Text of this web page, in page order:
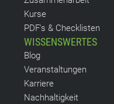
Kurse
PDF's & Checklisten
WISSENSWERTES
Blog
Veranstaltungen
Karriere
Nachhaltigkeit